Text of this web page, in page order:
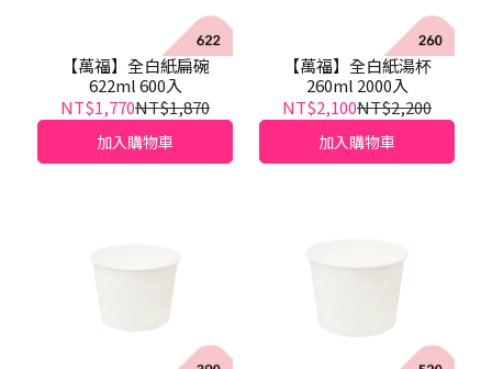
【萬福】全白紙扁碗
622ml 600入
NT$1,770NT$1,870
加入購物車
【萬福】全白紙湯杯
260ml 2000入
NT$2,100NT$2,200
加入購物車